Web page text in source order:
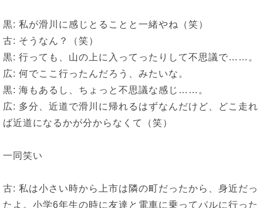
黒: 私が滑川に感じとることと一緒やね（笑）
古: そうなん？（笑）
黒: 行っても、山の上に入ってったりして不思議で……。
広: 何でここ行ったんだろう、みたいな。
黒: 海もあるし、ちょっと不思議な感じ……。
広: 多分、近道で滑川に帰れるはずなんだけど、どこ走れ
ば近道になるかが分からなくて（笑）
一同笑い
古: 私は小さい時から上市は隣の町だったから、身近だっ
たよ。小学6年生の時に友達と電車に乗ってパルに行った